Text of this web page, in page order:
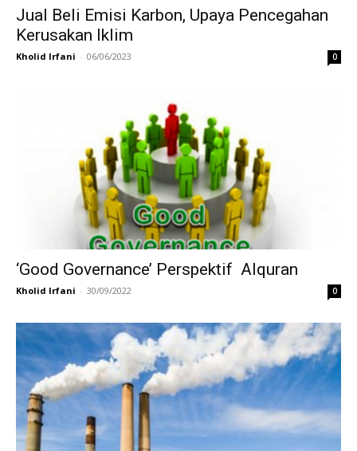
Jual Beli Emisi Karbon, Upaya Pencegahan
Kerusakan Iklim
Kholid Irfani - 06/06/2023 0
‘Good Governance’ Perspektif Alquran
Kholid Irfani - 30/09/2022 0